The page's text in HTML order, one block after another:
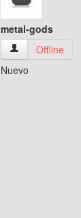
metal-gods
metal-gods Ver
Offline
Nuevo